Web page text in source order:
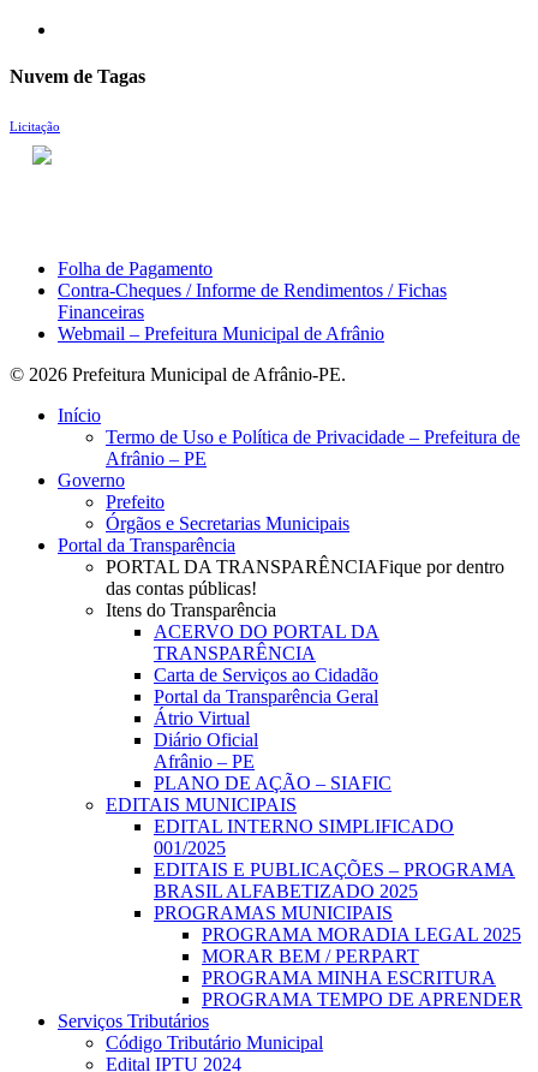
Nuvem de Tagas
Licitação
Folha de Pagamento
Contra-Cheques / Informe de Rendimentos / Fichas
Financeiras
Webmail – Prefeitura Municipal de Afrânio
© 2026 Prefeitura Municipal de Afrânio-PE.
Close
Início
Termo de Uso e Política de Privacidade – Prefeitura de
Afrânio – PE
Governo
Prefeito
Órgãos e Secretarias Municipais
Portal da Transparência
PORTAL DA TRANSPARÊNCIAFique por dentro
das contas públicas!
Itens do Transparência
ACERVO DO PORTAL DA
TRANSPARÊNCIA
Carta de Serviços ao Cidadão
Portal da Transparência Geral
Átrio Virtual
Diário Oficial
Afrânio – PE
PLANO DE AÇÃO – SIAFIC
EDITAIS MUNICIPAIS
EDITAL INTERNO SIMPLIFICADO
001/2025
EDITAIS E PUBLICAÇÕES – PROGRAMA
BRASIL ALFABETIZADO 2025
PROGRAMAS MUNICIPAIS
PROGRAMA MORADIA LEGAL 2025
MORAR BEM / PERPART
PROGRAMA MINHA ESCRITURA
PROGRAMA TEMPO DE APRENDER
Serviços Tributários
Código Tributário Municipal
Edital IPTU 2024